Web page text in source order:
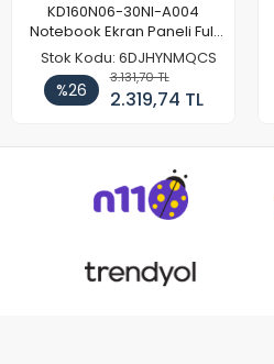
KD160N06-30NI-A004
Notebook Ekran Paneli Full
HD
Stok Kodu: 6DJHYNMQCS
%26
3.131,70 TL
2.319,74 TL